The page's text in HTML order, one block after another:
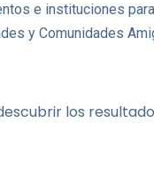
e instituciones
y Comunidades
los